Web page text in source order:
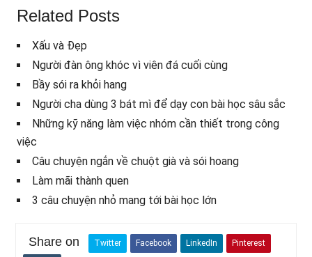
Related Posts
Xấu và Đẹp
Người đàn ông khóc vì viên đá cuối cùng
Bầy sói ra khỏi hang
Người cha dùng 3 bát mì để dạy con bài học sâu sắc
Những kỹ năng làm việc nhóm cần thiết trong công
việc
Câu chuyện ngắn về chuột già và sói hoang
Làm mãi thành quen
3 câu chuyện nhỏ mang tới bài học lớn
Share on Twitter Facebook LinkedIn Pinterest